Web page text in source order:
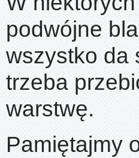
podwójne
wszystko da
trzeba
warstwę.
Pamiętajmy